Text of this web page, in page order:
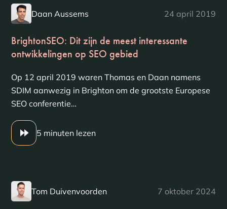
Daan Aussems 24 april 2019
BrightonSEO: Dit zijn de meest interessante
ontwikkelingen op SEO gebied
Op 12 april 2019 waren Thomas en Daan namens
SDIM aanwezig in Brighton om de grootste Europese
SEO conferentie…
5 minuten lezen
Tom Duivenvoorden 7 oktober 2024